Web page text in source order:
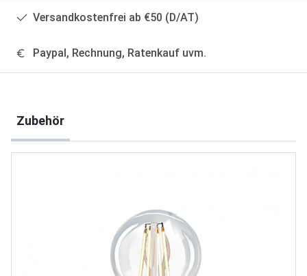
Versandkostenfrei ab €50 (D/AT)
Paypal, Rechnung, Ratenkauf uvm.
Zubehör